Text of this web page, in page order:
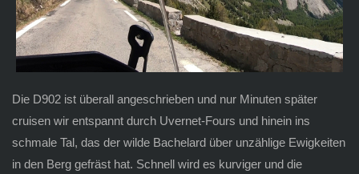
Die D902 ist überall angeschrieben und nur Minuten später
cruisen wir entspannt durch Uvernet-Fours und hinein ins
schmale Tal, das der wilde Bachelard über unzählige Ewigkeiten
in den Berg gefräst hat. Schnell wird es kurviger und die